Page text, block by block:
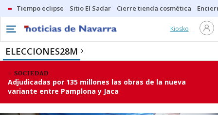
Tiempo eclipse Sitio El Sadar Cierre tienda cosmética
Kiosko
ELECCIONES28M
SOCIEDAD
Adjudicadas por 135 millones las obras de la nueva
variante entre Pamplona y Jaca